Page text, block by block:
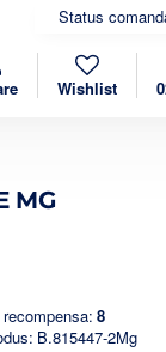
Status
Wishlist
MG
8
B.815447-2Mg